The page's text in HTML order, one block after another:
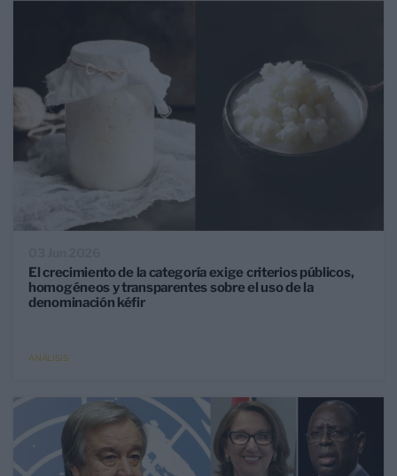
El crecimiento de la categoría exige criterios públicos,
homogéneos y transparentes sobre el uso de la
denominación kéfir
ANÁLISIS